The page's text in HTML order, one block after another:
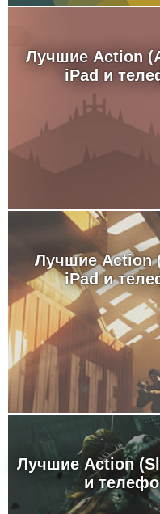
Лучшие Action
iPad и
Лучшие Action
iPad и
Лучшие Action
и